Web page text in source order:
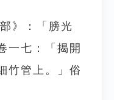
》：「膀光
一七：「揭開
竹管上。」俗